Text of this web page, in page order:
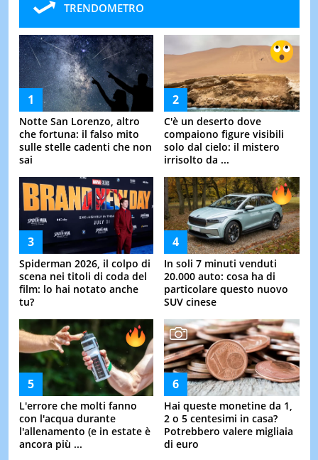
TRENDOMETRO
Notte San Lorenzo, altro
che fortuna: il falso mito
sulle stelle cadenti che non
sai
C'è un deserto dove
compaiono figure visibili
solo dal cielo: il mistero
irrisolto da ...
Spiderman 2026, il colpo di
scena nei titoli di coda del
film: lo hai notato anche
tu?
In soli 7 minuti venduti
20.000 auto: cosa ha di
particolare questo nuovo
SUV cinese
L'errore che molti fanno
con l'acqua durante
l'allenamento (e in estate è
ancora più ...
Hai queste monetine da 1,
2 o 5 centesimi in casa?
Potrebbero valere migliaia
di euro